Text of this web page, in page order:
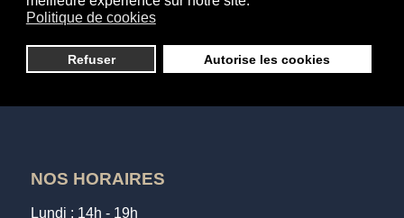
Politique de cookies
Refuser Autorise les cookies
Soins photo-pilaire
News et Bons plans
NOS HORAIRES
Lundi : 14h - 19h